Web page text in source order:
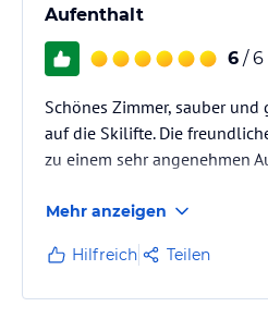
Aufenthalt
6 / 6
Schönes Zimmer, sauber
auf die Skilifte. Die
zu einem sehr angenehmen
Mehr anzeigen
Hilfreich Teilen